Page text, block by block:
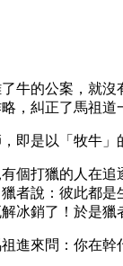
牛的公案，就
，糾正了馬祖
即是以「牧牛」
個打獵的人在
者說：彼此都
冰銷了！於是
進來問：你在